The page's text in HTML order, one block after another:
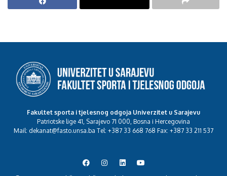
Fakultet sporta i tjelesnog odgoja Univerzitet u Sarajevu
Patriotske lige 41, Sarajevo 71 000, Bosna i Hercegovina
Mail: dekanat@fasto.unsa.ba Tel: +387 33 668 768 Fax: +387 33 211 537